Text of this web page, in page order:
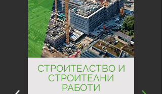
СТРОИТЕЛСТВО И
СТРОИТЕЛНИ
РАБОТИ